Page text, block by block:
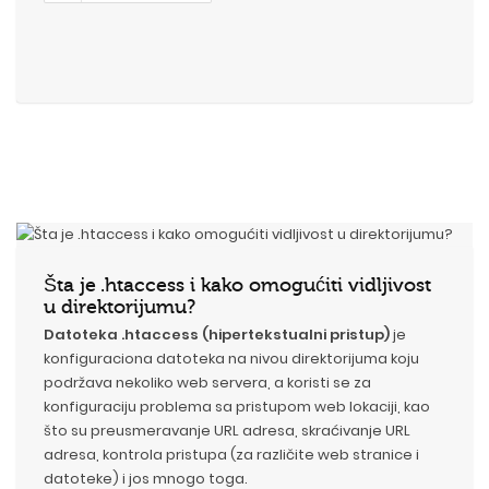
Šta je .htaccess i kako omogućiti vidljivost
u direktorijumu?
Datoteka .htaccess (hipertekstualni pristup)je
konfiguraciona datoteka na nivou direktorijuma koju
podržava nekoliko web servera, a koristi se za
konfiguraciju problema sa pristupom web lokaciji, kao
što su preusmeravanje URL adresa, skraćivanje URL
adresa, kontrola pristupa (za različite web stranice i
datoteke) i jos mnogo toga.